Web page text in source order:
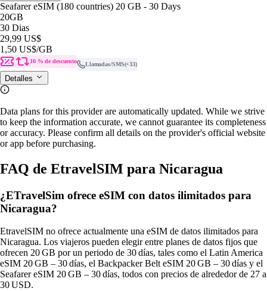
Seafarer eSIM (180 countries) 20 GB - 30 Days
20GB
30 Dias
29,99 US$
1,50 US$/GB
10 % de descuento Llamadas/SMS(+33)
Detalles
Data plans for this provider are automatically updated. While we strive
to keep the information accurate, we cannot guarantee its completeness
or accuracy. Please confirm all details on the provider's official website
or app before purchasing.
FAQ de EtravelSIM para Nicaragua
¿ETravelSim ofrece eSIM con datos ilimitados para
Nicaragua?
EtravelSIM no ofrece actualmente una eSIM de datos ilimitados para
Nicaragua. Los viajeros pueden elegir entre planes de datos fijos que
ofrecen 20 GB por un periodo de 30 días, tales como el Latin America
eSIM 20 GB – 30 días, el Backpacker Belt eSIM 20 GB – 30 días y el
Seafarer eSIM 20 GB – 30 días, todos con precios de alrededor de 27 a
30 USD.